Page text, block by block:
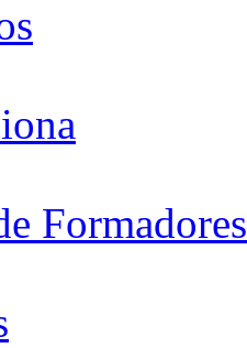
Formadores